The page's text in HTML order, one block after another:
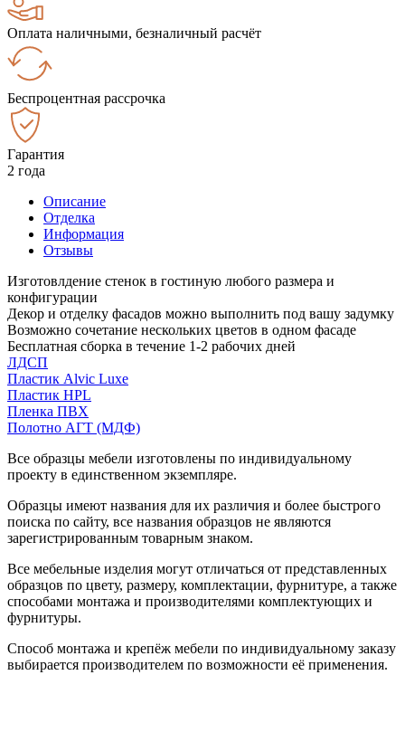
Оплата наличными, безналичный расчёт
Беспроцентная рассрочка
Гарантия
2 года
Описание
Отделка
Информация
Отзывы
Изготовлдение стенок в гостиную любого размера и
конфигурации
Декор и отделку фасадов можно выполнить под вашу задумку
Возможно сочетание нескольких цветов в одном фасаде
Бесплатная сборка в течение 1-2 рабочих дней
ЛДСП
Пластик Alvic Luxe
Пластик HPL
Пленка ПВХ
Полотно АГТ (МДФ)
Все образцы мебели изготовлены по индивидуальному
проекту в единственном экземпляре.
Образцы имеют названия для их различия и более быстрого
поиска по сайту, все названия образцов не являются
зарегистрированным товарным знаком.
Все мебельные изделия могут отличаться от представленных
образцов по цвету, размеру, комплектации, фурнитуре, а также
способами монтажа и производителями комплектующих и
фурнитуры.
Способ монтажа и крепёж мебели по индивидуальному заказу
выбирается производителем по возможности её применения.